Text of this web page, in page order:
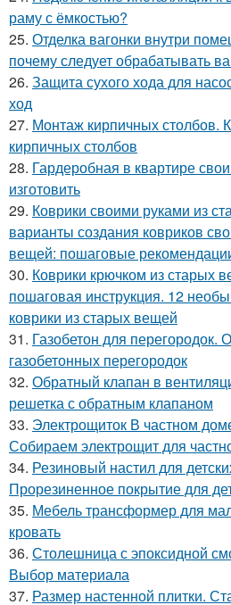
раму с ёмкостью?
25. Отделка вагонки внутри
почему следует обрабатывать
26. Защита сухого хода для
ход
27. Монтаж кирпичных столбов.
кирпичных столбов
28. Гардеробная в квартире
изготовить
29. Коврики своими руками из
варианты создания ковриков
вещей: пошаговые
30. Коврики крючком из старых
пошаговая инструкция. 12
коврики из старых вещей
31. Газобетон для перегородок.
газобетонных перегородок
32. Обратный клапан в
решетка с обратным клапаном
33. Электрощиток В частном
Собираем электрощит для
34. Резиновый настил для
Прорезиненное покрытие для
35. Мебель трансформер для
кровать
36. Столешница с эпоксидной
Выбор материала
37. Размер настенной плитки.